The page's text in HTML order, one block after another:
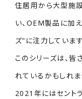
住居用から大型施
い、OEM製品に加
ズ”に注力しています
このシリーズは、
れているかもしれま
2021年にはセント